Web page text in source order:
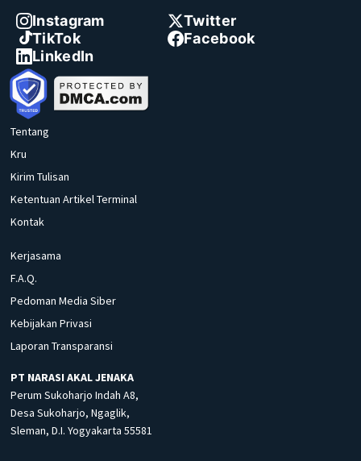
Instagram
Twitter
TikTok
Facebook
LinkedIn
Tentang
Kru
Kirim Tulisan
Ketentuan Artikel Terminal
Kontak
Kerjasama
F.A.Q.
Pedoman Media Siber
Kebijakan Privasi
Laporan Transparansi
PT NARASI AKAL JENAKA
Perum Sukoharjo Indah A8,
Desa Sukoharjo, Ngaglik,
Sleman, D.I. Yogyakarta 55581